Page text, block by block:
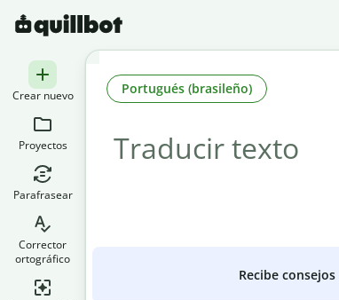
Crear nuevo
Proyectos
Parafrasear
Corrector
ortográfico
Portugués (brasileño)
Recibe